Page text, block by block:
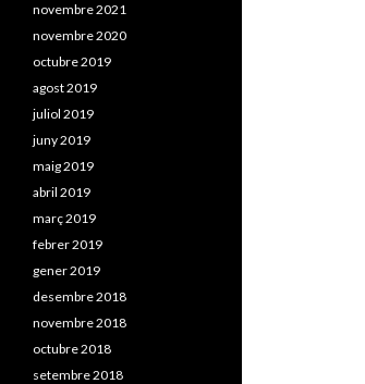
novembre 2021
novembre 2020
octubre 2019
agost 2019
juliol 2019
juny 2019
maig 2019
abril 2019
març 2019
febrer 2019
gener 2019
desembre 2018
novembre 2018
octubre 2018
setembre 2018